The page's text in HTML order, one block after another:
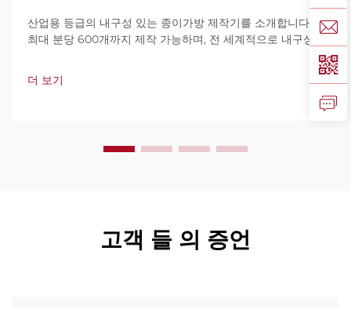
산업용 등급의 내구성 있는 종이가방 제작기를 소개합니다.
최대 분당 600개까지 제작 가능하며, 전 세계적으로 내구성,
사용 편의성, 가동 중단 최소화로 신뢰를 받고 있습니다. 전문
가 지원과 빠른 서비스를 제공합니다. 견적 요청을 지금 해보
세요.
더 보기
고객 들 의 증언